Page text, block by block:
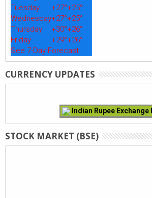
Tuesday
+27°+25°
Wednesday+27°+25°
Thursday
+30°+26°
Friday
+29°+26°
See 7-Day Forecast
CURRENCY UPDATES
Indian Rupee Exchange
STOCK MARKET (BSE)